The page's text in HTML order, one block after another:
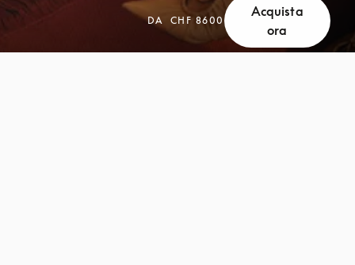
PER
SCOPRIRE
DA CHF 8600
Acquista
ora